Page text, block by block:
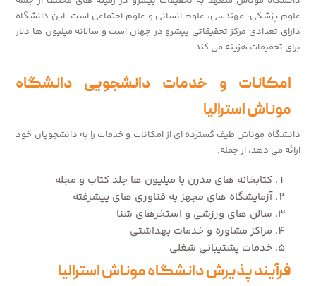
علوم پزشکی، مهندسی، علوم انسانی و علوم اجتماعی است. این دانشگاه
دارای تعدادی مرکز تحقیقاتی پیشرو در جهان است و سالانه میلیون ها دلار
برای تحقیقات هزینه می کند.
امکانات و خدمات دانشجویی دانشگاه
موناش استرالیا
دانشگاه موناش طیف گسترده ای از امکانات و خدمات را به دانشجویان خود
ارائه می دهد، از جمله:
کتابخانه های مدرن با میلیون ها جلد کتاب و مجله
آزمایشگاه های مجهز به فناوری های پیشرفته
سالن های ورزشی و استخرهای شنا
مراکز مشاوره و خدمات بهداشتی
خدمات پشتیبانی شغلی
فرآیند پذیرش دانشگاه موناش استرالیا